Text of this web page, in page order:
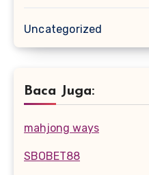
Uncategorized
Baca Juga:
mahjong ways
SBOBET88